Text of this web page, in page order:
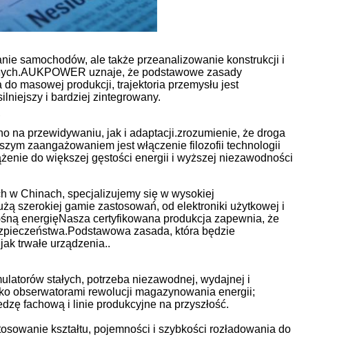
samochodów, ale także przeanalizowanie konstrukcji i
uznaje, że podstawowe zasady
masowej produkcji, trajektoria przemysłu jest
i bardziej zintegrowany.
na przewidywaniu, jak i adaptacji.zrozumienie, że droga
zaangażowaniem jest włączenie filozofii technologii
do większej gęstości energii i wyższej niezawodności
w Chinach, specjalizujemy się w wysokiej
szerokiej gamie zastosowań, od elektroniki użytkowej i
energięNasza certyfikowana produkcja zapewnia, że
zasada, która będzie
trwałe urządzenia..
stałych, potrzeba niezawodnej, wydajnej i
obserwatorami rewolucji magazynowania energii;
fachową i linie produkcyjne na przyszłość.
kształtu, pojemności i szybkości rozładowania do